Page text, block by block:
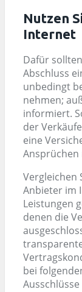
Nutzen
Internet
Dafür
Abschluss
unbedingt
nehmen;
informiert.
der
eine
Vergleichen
Anbieter im
Leistungen
denen die
bei